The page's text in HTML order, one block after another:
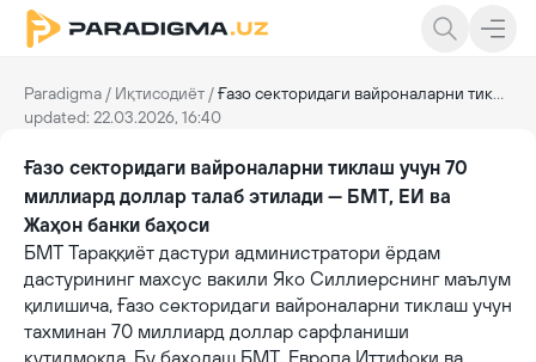
Paradigma / Иқтисодиёт /Ғазо секторидаги вайроналарни тиклаш учун 70 миллиард доллар талаб этилади — БМТ, ЕИ ва Жаҳон банки баҳоси
updated: 22.03.2026, 16:40
Ғазо секторидаги вайроналарни тиклаш учун 70
миллиард доллар талаб этилади — БМТ, ЕИ ва
Жаҳон банки баҳоси
БМТ Тараққиёт дастури администратори ёрдам
дастурининг махсус вакили Яко Силлиерснинг маълум
қилишича, Ғазо секторидаги вайроналарни тиклаш учун
тахминан 70 миллиард доллар сарфланиши
кутилмоқда. Бу баҳолаш БМТ, Европа Иттифоқи ва